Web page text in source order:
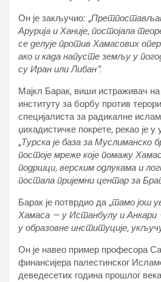
Он је закључио:
Арурија и Ханије, постојала
се делује против Хамасових
ако и када напусте земљу у
су Иран или Либан“.
Мајкл Барак, виши истраживач
институту за борбу против
специјалиста за радикалне
џихадистичке покрете, рекао је
„Турска је база за Муслиманско
постоје мреже које помажу
подршци, верским одлукама и
постала пријемни центар за
Барак је потврдио да „тамо још
Хамаса — у Истанбулу и Анкари
у образовне институције,
Он је навео пример професора
финансијера палестинског
деведесетих година прошлог